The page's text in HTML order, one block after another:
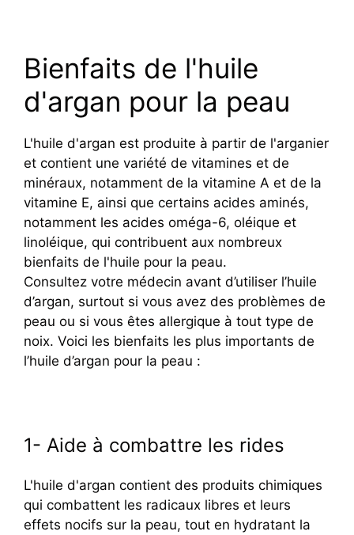
Bienfaits de l'huile
d'argan pour la peau
L'huile d'argan est produite à partir de l'arganier
et contient une variété de vitamines et de
minéraux, notamment de la vitamine A et de la
vitamine E, ainsi que certains acides aminés,
notamment les acides oméga-6, oléique et
linoléique, qui contribuent aux nombreux
bienfaits de l'huile pour la peau.
Consultez votre médecin avant d’utiliser l’huile
d’argan, surtout si vous avez des problèmes de
peau ou si vous êtes allergique à tout type de
noix. Voici les bienfaits les plus importants de
l’huile d’argan pour la peau :
1- Aide à combattre les rides
L'huile d'argan contient des produits chimiques
qui combattent les radicaux libres et leurs
effets nocifs sur la peau, tout en hydratant la